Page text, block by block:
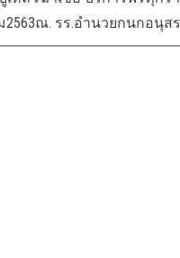
2563ณ. รร.อำนวยกนกอนุ